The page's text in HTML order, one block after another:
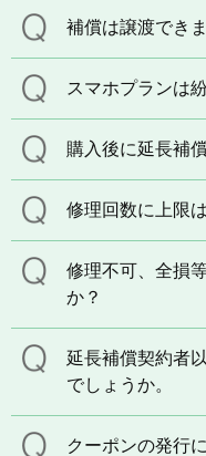
補償は譲渡でき
スマホプランは
購入後に延長補
修理回数に上限
修理不可、全損
か？
延長補償契約者
でしょうか。
クーポンの発行